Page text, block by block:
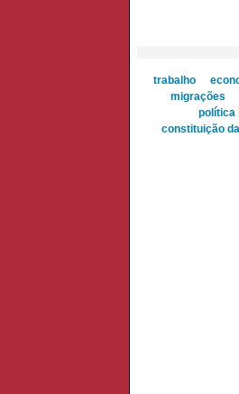
trabalho
migrações
política
constituição